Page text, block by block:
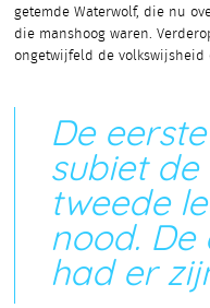
getemde Waterwolf, die nu
die manshoog waren.
ongetwijfeld de volkswijsheid
De
subiet de
tweede
nood. De
had er